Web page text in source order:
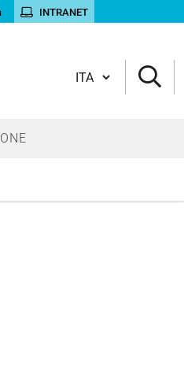
INTRANET
Cambia lingua